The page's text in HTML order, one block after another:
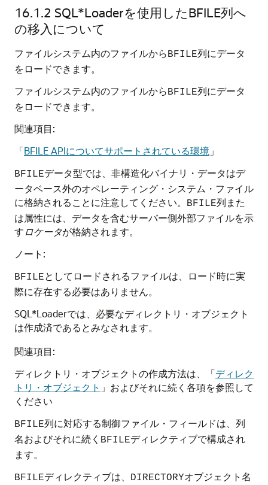
16.1.2 SQL*Loaderを使用したBFILE列へ
の移入について
ファイルシステム内のファイルからBFILE列にデータ
をロードできます。
ファイルシステム内のファイルからBFILE列にデータ
をロードできます。
関連項目:
「BFILE APIについてサポートされている環境 」
BFILEデータ型では、非構造化バイナリ・データはデ
ータベース外のオペレーティング・システム・ファイル
に格納されることに注意してください。
BFILE列また
は属性には、データを含むサーバー側外部ファイルを示
すロケータが格納されます。
ノート:
BFILEとしてロードされるファイルは、ロード時に実
際に存在する必要はありません。
SQL*Loaderでは、必要なディレクトリ・オブジェクト
は作成済であるとみなされます。
関連項目:
ディレクトリ・オブジェクトの作成方法は、
「ディレク
トリ・オブジェクト 」 およびそれに続く各項を参照して
ください
BFILE列に対応する制御ファイル・フィールドは、列
名およびそれに続く BFILEディレクティブで構成され
ます。
BFILEディレクティブは、 DIRECTORYオブジェクト名